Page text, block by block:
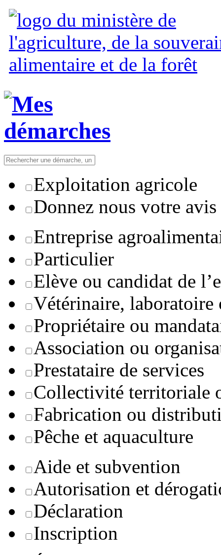
Exploitation agricole
Donnez nous votre avis
Entreprise
Particulier
Elève ou candidat de
Vétérinaire, laboratoire
Propriétaire ou
Association ou
Prestataire de services
Collectivité territoriale
Fabrication ou
Pêche et aquaculture
Aide et subvention
Autorisation et
Déclaration
Inscription